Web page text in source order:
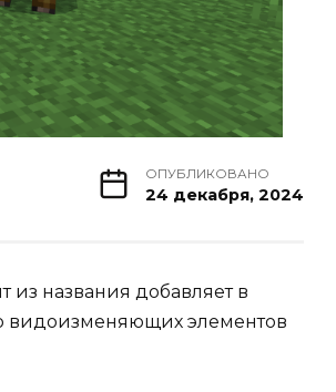
ОПУБЛИКОВАНО
24 декабря, 2024
из названия добавляет в
видоизменяющих элементов